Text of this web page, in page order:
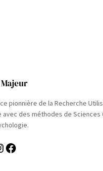
pionnière de la Recherche
avec des méthodes de
Facebook